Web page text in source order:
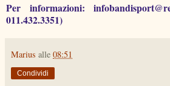
Per informazioni:
011.432.3351)
Marius alle 08:51
Condividi